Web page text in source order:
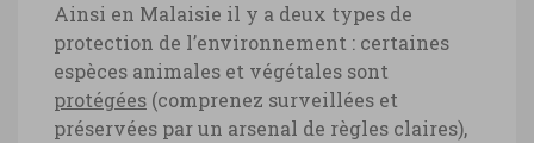
Ainsi en Malaisie il y a deux types de
protection de l’environnement : certaines
espèces animales et végétales sont
protégées (comprenez surveillées et
préservées par un arsenal de règles claires),